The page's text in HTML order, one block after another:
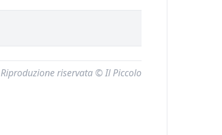
Riproduzione riservata © Il Piccolo